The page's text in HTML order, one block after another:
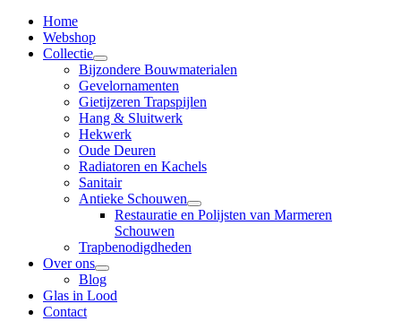
Home
Webshop
Collectie
Bijzondere Bouwmaterialen
Gevelornamenten
Gietijzeren Trapspijlen
Hang & Sluitwerk
Hekwerk
Oude Deuren
Radiatoren en Kachels
Sanitair
Antieke Schouwen
Restauratie en Polijsten van Marmeren
Schouwen
Trapbenodigdheden
Over ons
Blog
Glas in Lood
Contact